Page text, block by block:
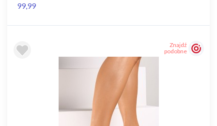
99,99
Znajdź
podobne